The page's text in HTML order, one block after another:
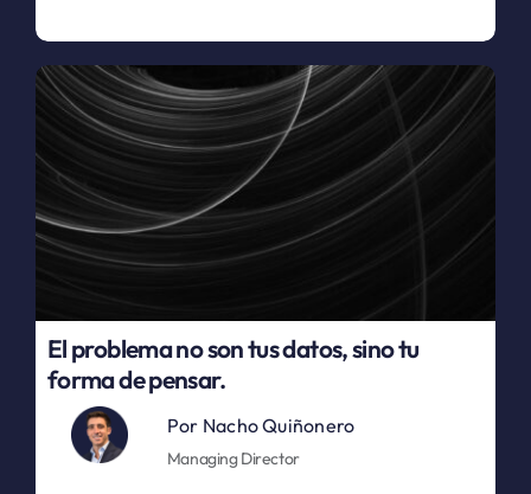
El problema no son tus datos, sino tu
forma de pensar.
Por Nacho Quiñonero
Managing Director